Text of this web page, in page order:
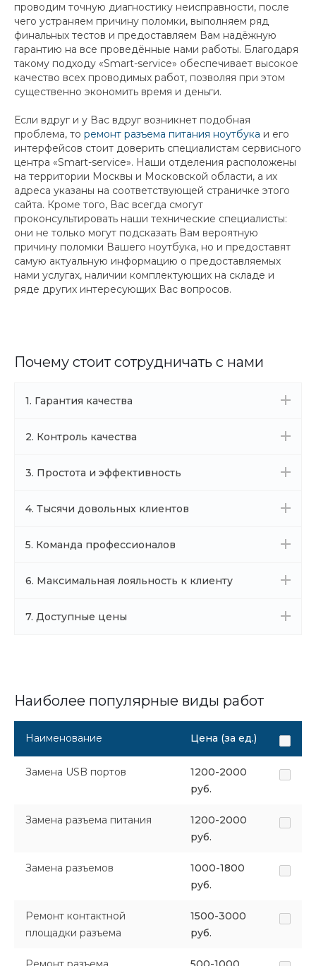
проводим точную диагностику неисправности, после
чего устраняем причину поломки, выполняем ряд
финальных тестов и предоставляем Вам надёжную
гарантию на все проведённые нами работы. Благодаря
такому подходу «Smart-service» обеспечивает высокое
качество всех проводимых работ, позволяя при этом
существенно экономить время и деньги.
Если вдруг и у Вас вдруг возникнет подобная
проблема, то ремонт разъема питания ноутбука и его
интерфейсов стоит доверить специалистам сервисного
центра «Smart-service». Наши отделения расположены
на территории Москвы и Московской области, а их
адреса указаны на соответствующей страничке этого
сайта. Кроме того, Вас всегда смогут
проконсультировать наши технические специалисты:
они не только могут подсказать Вам вероятную
причину поломки Вашего ноутбука, но и предоставят
самую актуальную информацию о предоставляемых
нами услугах, наличии комплектующих на складе и
ряде других интересующих Вас вопросов.
Почему стоит сотрудничать с нами
1. Гарантия качества
2. Контроль качества
3. Простота и эффективность
4. Тысячи довольных клиентов
5. Команда профессионалов
6. Максимальная лояльность к клиенту
7. Доступные цены
Наиболее популярные виды работ
Наименование Цена (за ед.)
Замена USB портов
1200-2000
руб.
Замена разъема питания
1200-2000
руб.
Замена разъемов
1000-1800
руб.
Ремонт контактной
площадки разъема
1500-3000
руб.